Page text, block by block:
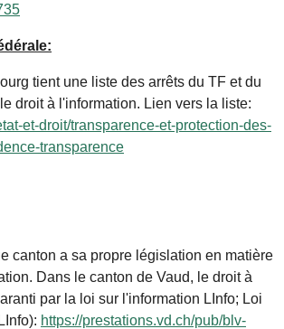
tient une liste des arrêts du TF et du
droit à l'information. Lien vers la liste:
et-droit/transparence-et-protection-des-
transparence
canton a sa propre législation en matière
Dans le canton de Vaud, le droit à
par la loi sur l'information LInfo; Loi
https://prestations.vd.ch/pub/blv-